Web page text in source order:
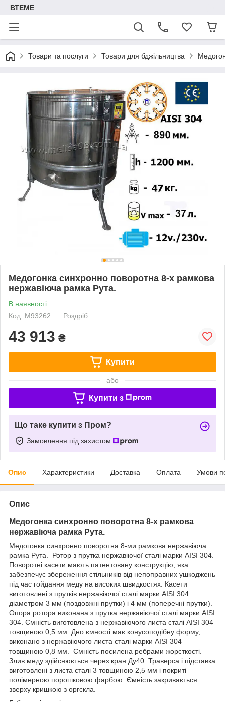
ВТЕМЕ
Товари та послуги Товари для бджільництва
Медогонка синхронно поворотна 8-х рамкова
нержавіюча рамка Рута.
В наявності
Код: M93262
Роздріб
43 913 ₴
Купити
або
Купити з
Що таке купити з Пром?
Замовлення під захистом
Опис Характеристики Доставка Оплата Умови
Опис
Медогонка синхронно поворотна 8-х рамкова
нержавіюча рамка Рута.
Медогонка синхронно поворотна 8-ми рамкова нержавіюча
рамка Рута. Ротор з прутка нержавіючої сталі марки AISI 304.
Поворотні касети мають патентовану конструкцію, яка
забезпечує збереження стільників від непоправних ушкоджень
під час гойдання меду на високих швидкостях. Касети
виготовлені з прутків нержавіючої сталі марки AISI 304
діаметром 3 мм (поздовжні прутки) і 4 мм (поперечні прутки).
Опора ротора виконана з прутка нержавіючої сталі марки AISI
304. Ємність виготовлена з нержавіючого листа сталі AISI 304
товщиною 0,5 мм. Дно ємності має конусоподібну форму,
виконано з нержавіючого листа сталі марки AISI 304
товщиною 0,8 мм. Ємність посилена ребрами жорсткості.
Злив меду здійснюється через кран Ду40. Траверса і підставка
виготовлені з листа сталі 3 товщиною 2,5 мм і покриті
полімерною порошковою фарбою. Ємність закривається
зверху кришкою з оргскла.